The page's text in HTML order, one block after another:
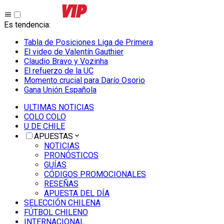
Es tendencia:
Tabla de Posiciones Liga de Primera
El video de Valentín Gauthier
Claudio Bravo y Vozinha
El refuerzo de la UC
Momento crucial para Darío Osorio
Gana Unión Española
ULTIMAS NOTICIAS
COLO COLO
U DE CHILE
APUESTAS
NOTICIAS
PRONÓSTICOS
GUÍAS
CÓDIGOS PROMOCIONALES
RESEÑAS
APUESTA DEL DÍA
SELECCIÓN CHILENA
FÚTBOL CHILENO
INTERNACIONAL